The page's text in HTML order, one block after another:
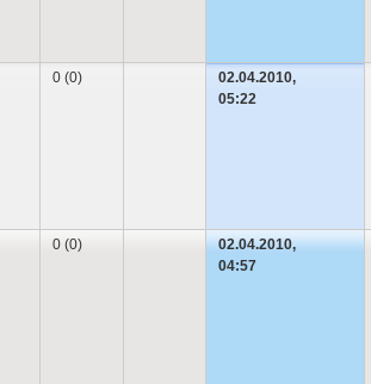
0 (0)
02.04.2010,
05:22
0 (0)
02.04.2010,
04:57